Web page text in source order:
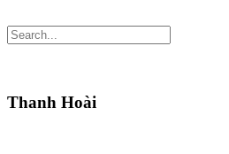
Thanh Hoài